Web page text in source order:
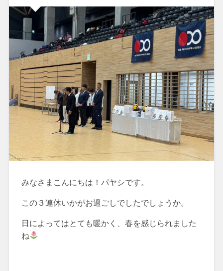
みなさまこんにちは！パヤシです。
この３連休いかがお過ごしでしたでしょうか。
日によってはとても暖かく、春を感じられました
ね